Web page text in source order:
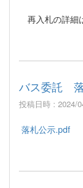
再入札の詳細
バス委託
投稿日時 : 2024/
落札公示.pdf